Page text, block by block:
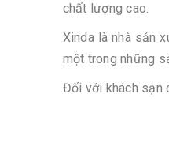
chất lượng cao.
Xinda là nhà sản
một trong những
Đối với khách sạn